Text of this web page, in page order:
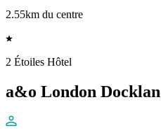
2.55km du centre
2 Étoiles Hôtel
a&o London